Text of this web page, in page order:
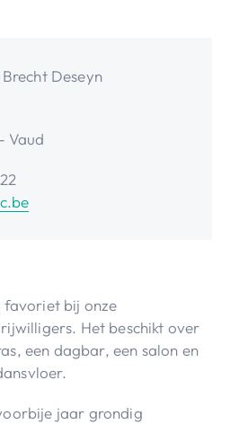
Brecht Deseyn
Vaud
favoriet bij onze
Het beschikt over
een dagbar, een salon en
jaar grondig